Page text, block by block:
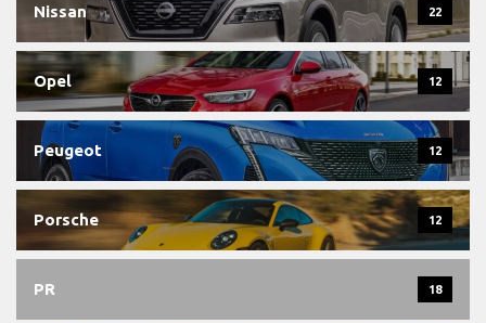
Nissan 22
Opel 12
Peugeot 12
Porsche 12
PR 18